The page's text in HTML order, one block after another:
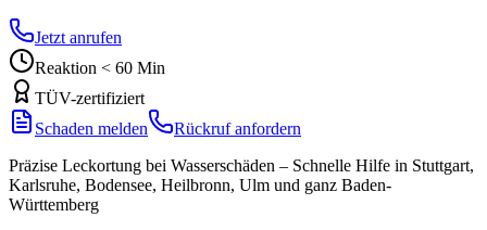
Jetzt anrufen
Reaktion < 60 Min
TÜV-zertifiziert
Schaden melden
Rückruf anfordern
Präzise Leckortung bei Wasserschäden – Schnelle Hilfe in Stuttgart,
Karlsruhe, Bodensee, Heilbronn, Ulm und ganz Baden-
Württemberg